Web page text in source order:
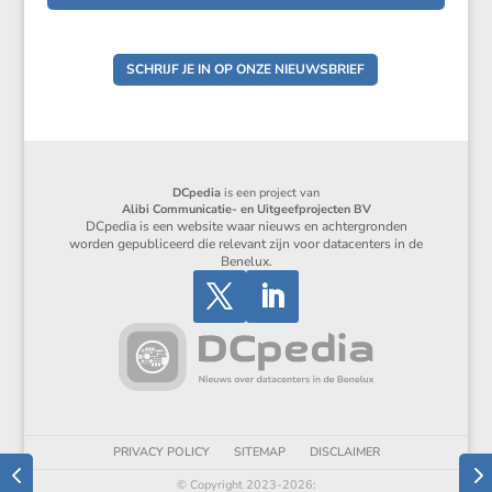
SCHRIJF JE IN OP ONZE NIEUWSBRIEF
DCpedia is een project van
Alibi Communicatie- en Uitgeefprojecten BV
DCpedia is een website waar nieuws en achtergronden
worden gepubliceerd die relevant zijn voor datacenters in de
Benelux.
PRIVACY POLICY SITEMAP
DISCLAIMER
© Copyright 2023-2026: